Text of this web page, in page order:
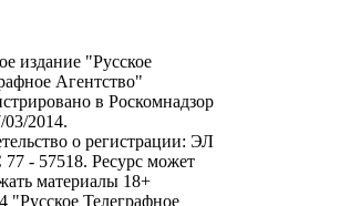
издание "Русское
Агентство"
в Роскомнадзор
2014.
о регистрации: ЭЛ
- 57518. Ресурс может
материалы 18+
"Русское Телеграфное